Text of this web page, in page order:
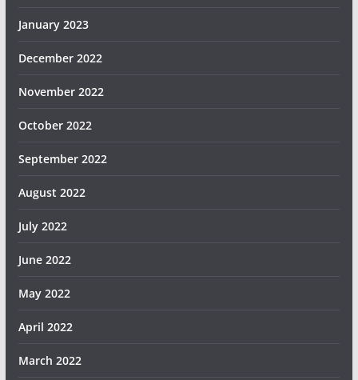
January 2023
December 2022
November 2022
October 2022
September 2022
August 2022
July 2022
June 2022
May 2022
April 2022
March 2022